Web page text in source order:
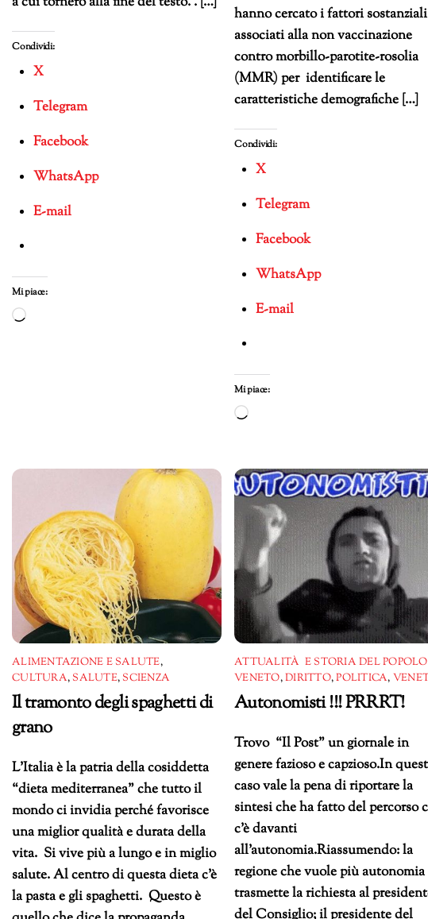
Condividi:
X
Telegram
Facebook
WhatsApp
E-mail
Mi piace:
Caricamento
hanno cercato i fattori sostanziali
associati alla non vaccinazione
contro morbillo-parotite-rosolia
(MMR) per identificare le
caratteristiche demografiche […]
Condividi:
X
Telegram
Facebook
WhatsApp
E-mail
Mi piace:
Caricamento
ALIMENTAZIONE E SALUTE,
CULTURA,SALUTE,SCIENZA
Il tramonto degli spaghetti di
grano
L’Italia è la patria della cosiddetta
“dieta mediterranea” che tutto il
mondo ci invidia perché favorisce
una miglior qualità e durata della
vita. Si vive più a lungo e in miglio
salute. Al centro di questa dieta c’è
la pasta e gli spaghetti. Questo è
ATTUALITÀ E STORIA DEL POPOLO
VENETO,DIRITTO,POLITICA,
Autonomisti !!! PRRRT!
Trovo “Il Post” un giornale in
genere fazioso e capzioso.In
caso vale la pena di riportare la
sintesi che ha fatto del percorso
c’è davanti
all’autonomia.Riassumendo: la
regione che vuole più autonomia
trasmette la richiesta al
del Consiglio; il presidente del